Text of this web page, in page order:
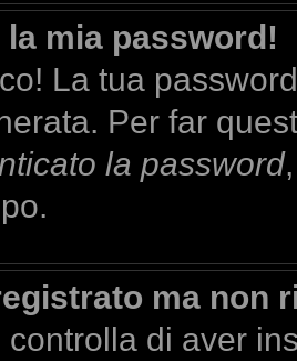
la mia password!
La tua
Per far
la password
ma non
controlla di aver